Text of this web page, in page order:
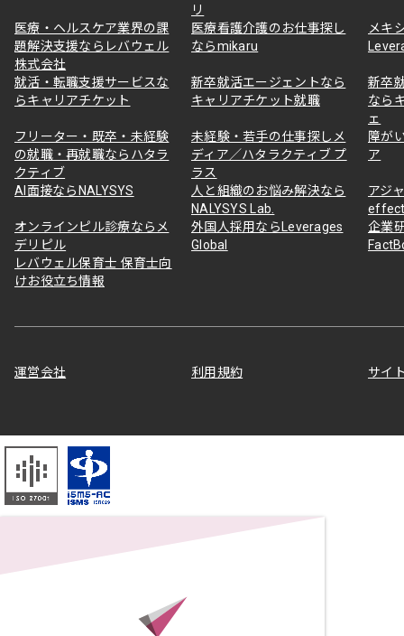
リ
医療・ヘルスケア業界の課
題解決支援ならレバウェル
株式会社
医療看護介護のお仕事探し
ならmikaru
メキ
就活・転職支援サービスな
らキャリアチケット
新卒就活エージェントなら
キャリアチケット就職
新卒
なら
ェ
フリーター・既卒・未経験
の就職・再就職ならハタラ
クティブ
未経験・若手の仕事探しメ
ディア／ハタラクティブ プ
ラス
障が
ア
AI面接ならNALYSYS
人と組織のお悩み解決なら
NALYSYS Lab.
アジ
オンラインピル診療ならメ
デリピル
外国人採用ならLeverages
Global
企業
レバウェル保育士 保育士向
けお役立ち情報
運営会社 利用規約 サイ